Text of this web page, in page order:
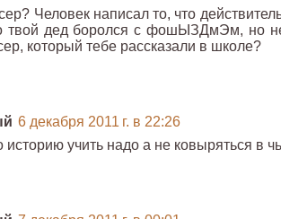
Человек написал то, что
твой дед боролся с фошЫЗДмЭм, но не
который тебе рассказали в школе?
6 декабря 2011 г. в 22:26
историю учить надо а не ковыряться в